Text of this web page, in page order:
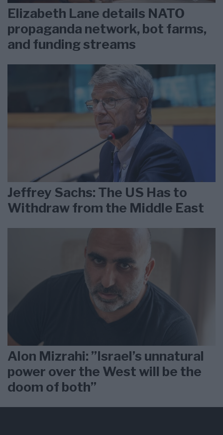
Elizabeth Lane details NATO
propaganda network, bot farms,
and funding streams
Jeffrey Sachs: The US Has to
Withdraw from the Middle East
Alon Mizrahi: ”Israel’s unnatural
power over the West will be the
doom of both”